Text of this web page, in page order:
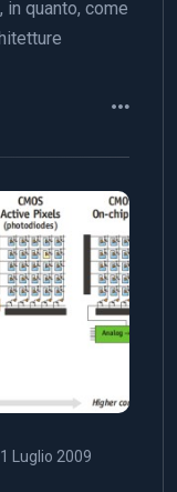
quanto, come
1 Luglio 2009